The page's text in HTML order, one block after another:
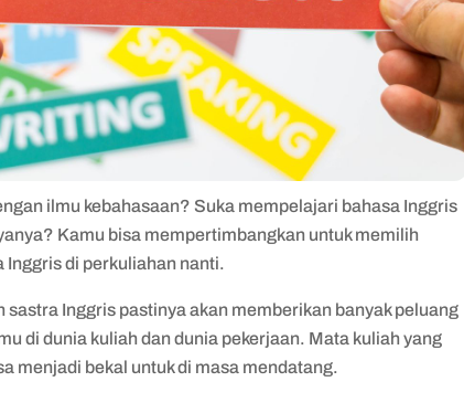
ilmu kebahasaan? Suka mempelajari bahasa Inggris
Kamu bisa mempertimbangkan untuk memilih
Inggris di perkuliahan nanti.
sastra Inggris pastinya akan memberikan banyak peluang
di dunia kuliah dan dunia pekerjaan. Mata kuliah yang
menjadi bekal untuk di masa mendatang.